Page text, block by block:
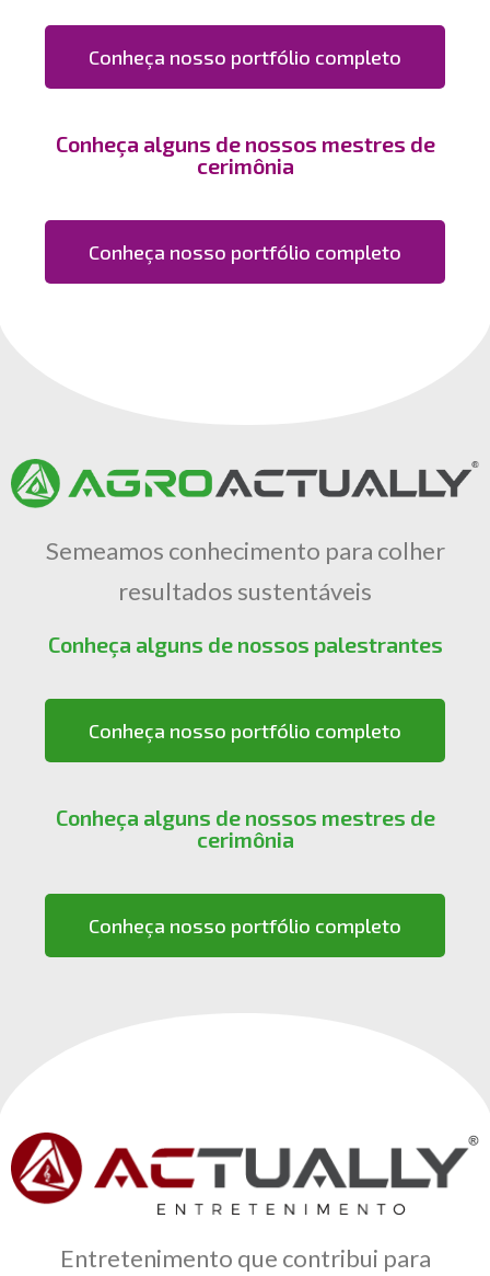
Conheça nosso portfólio completo
Conheça alguns de nossos mestres de
cerimônia
Conheça nosso portfólio completo
Semeamos conhecimento para colher
resultados sustentáveis
Conheça alguns de nossos palestrantes
Conheça nosso portfólio completo
Conheça alguns de nossos mestres de
cerimônia
Conheça nosso portfólio completo
Entretenimento que contribui para